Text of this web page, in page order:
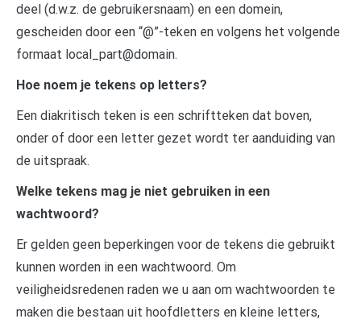
deel (d.w.z. de gebruikersnaam) en een domein,
gescheiden door een “@”-teken en volgens het volgende
formaat local_part@domain.
Hoe noem je tekens op letters?
Een diakritisch teken is een schriftteken dat boven,
onder of door een letter gezet wordt ter aanduiding van
de uitspraak.
Welke tekens mag je niet gebruiken in een
wachtwoord?
Er gelden geen beperkingen voor de tekens die gebruikt
kunnen worden in een wachtwoord. Om
veiligheidsredenen raden we u aan om wachtwoorden te
maken die bestaan uit hoofdletters en kleine letters,